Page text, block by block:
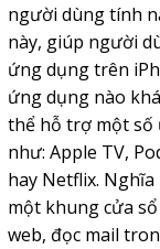
người dùng tính
này, giúp người
ứng dụng trên
ứng dụng nào
thể hỗ trợ một số
như: Apple TV,
hay Netflix.
một khung cửa
web, đọc mail